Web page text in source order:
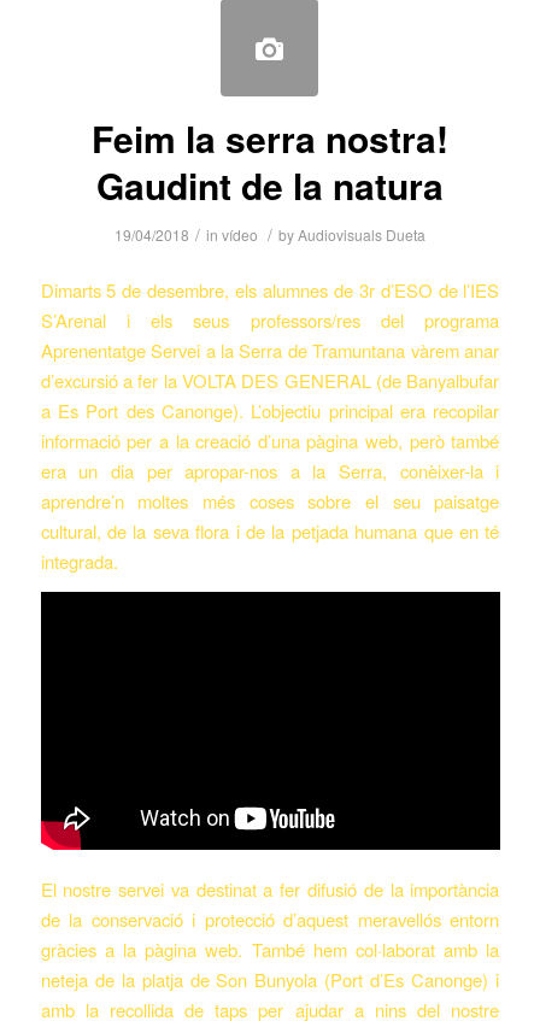
Feim la serra nostra!
Gaudint de la natura
19/04/2018 / in vídeo / byAudiovisuals Dueta
Dimarts 5 de desembre, els alumnes de 3r d’ESO de l’IES
S’Arenal i els seus professors/res del programa
Aprenentatge Servei a la Serra de Tramuntana vàrem anar
d’excursió a fer la VOLTA DES GENERAL (de Banyalbufar
a Es Port des Canonge). L’objectiu principal era recopilar
informació per a la creació d’una pàgina web, però també
era un dia per apropar-nos a la Serra, conèixer-la i
aprendre’n moltes més coses sobre el seu paisatge
cultural, de la seva flora i de la petjada humana que en té
integrada.
El nostre servei va destinat a fer difusió de la importància
de la conservació i protecció d’aquest meravellós entorn
gràcies a la pàgina web. També hem col·laborat amb la
neteja de la platja de Son Bunyola (Port d’Es Canonge) i
amb la recollida de taps per ajudar a nins del nostre